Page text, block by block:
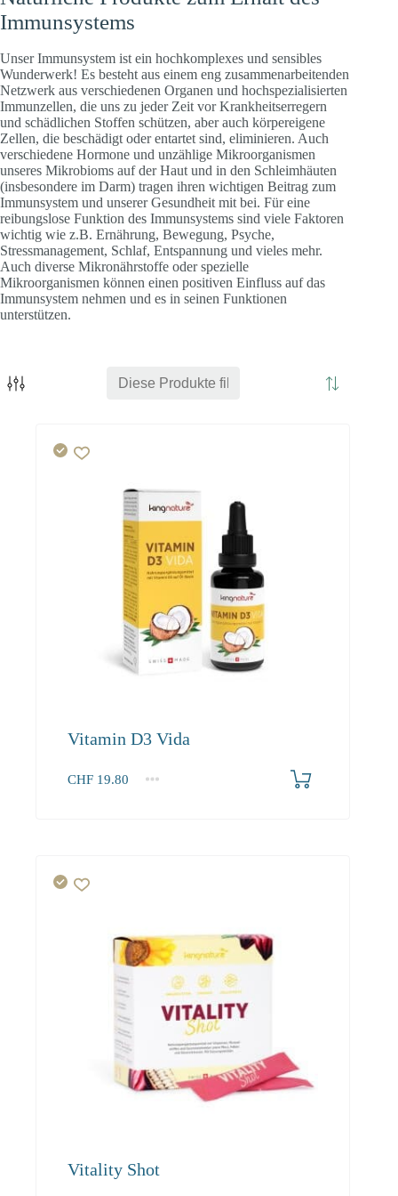
Herz Energie
Immunsystems
Unser Immunsystem ist ein hochkomplexes und sensibles
Wunderwerk! Es besteht aus einem eng zusammenarbeitenden
Netzwerk aus verschiedenen Organen und hochspezialisierten
Immunzellen, die uns zu jeder Zeit vor Krankheitserregern
und schädlichen Stoffen schützen, aber auch körpereigene
Zellen, die beschädigt oder entartet sind, eliminieren. Auch
verschiedene Hormone und unzählige Mikroorganismen
unseres Mikrobioms auf der Haut und in den Schleimhäuten
(insbesondere im Darm) tragen ihren wichtigen Beitrag zum
Immunsystem und unserer Gesundheit mit bei. Für eine
reibungslose Funktion des Immunsystems sind viele Faktoren
wichtig wie z.B. Ernährung, Bewegung, Psyche,
Stressmanagement, Schlaf, Entspannung und vieles mehr.
Auch diverse Mikronährstoffe oder spezielle
Mikroorganismen können einen positiven Einfluss auf das
Immunsystem nehmen und es in seinen Funktionen
unterstützen.
Vitamin D3 Vida
CHF 19.80
1 2-3
4+
Vitality Shot